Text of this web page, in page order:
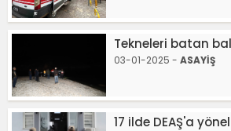
Tekneleri batan
03-01-2025 - ASAYİŞ
17 ilde DEAŞ'a